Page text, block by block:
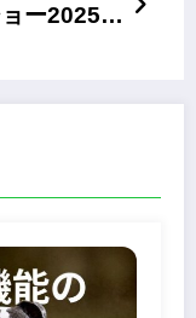
ー2025」